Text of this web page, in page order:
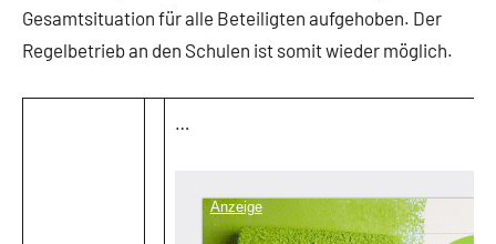
Gesamtsituation für alle Beteiligten aufgehoben. Der
Regelbetrieb an den Schulen ist somit wieder möglich.
…
Anzeige